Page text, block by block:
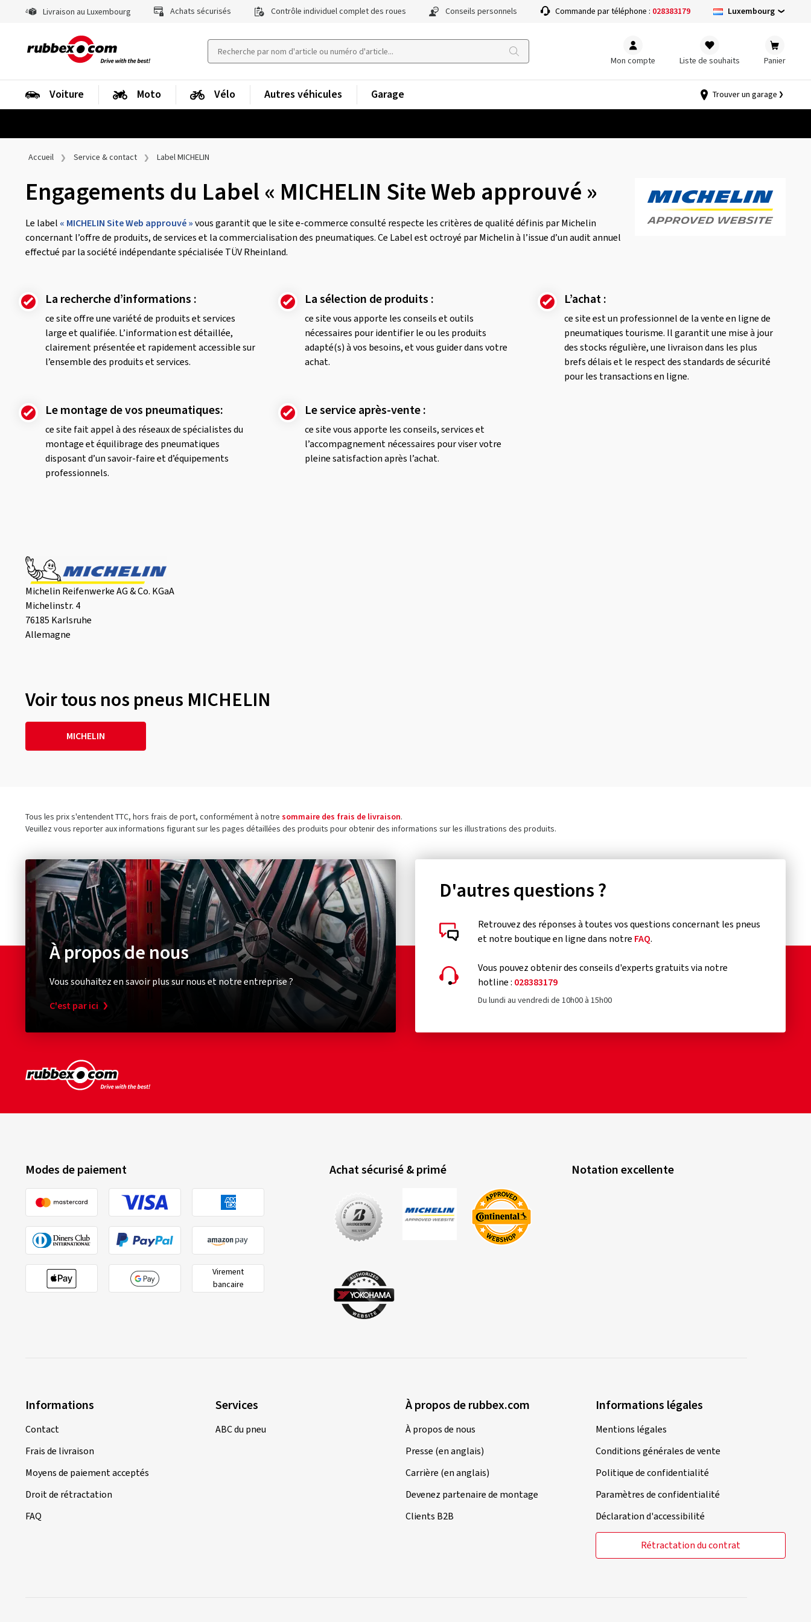
Livraison au Luxembourg Achats sécurisés Contrôle individuel complet des roues Conseils personnels Commande par téléphone : 028383179 Luxembourg
Mon compte Liste de souhaits Panier
Voiture Moto Vélo Autres véhicules Garage Trouver un garage
Accueil Service & contact Label MICHELIN
Engagements du Label « MICHELIN Site Web approuvé »
Le label « MICHELIN Site Web approuvé »vous garantit que le site e-commerce consulté respecte les critères de qualité définis par Michelin
concernant l’offre de produits, de services et la commercialisation des pneumatiques. Ce Label est octroyé par Michelin à l’issue d’un audit annuel
effectué par la société indépendante spécialisée TÜV Rheinland.
La recherche d’informations :
ce site offre une variété de produits et services
large et qualifiée. L’information est détaillée,
clairement présentée et rapidement accessible sur
l’ensemble des produits et services.
La sélection de produits :
ce site vous apporte les conseils et outils
nécessaires pour identifier le ou les produits
adapté(s) à vos besoins, et vous guider dans votre
achat.
L’achat :
ce site est un professionnel de la vente en ligne de
pneumatiques tourisme. Il garantit une mise à jour
des stocks régulière, une livraison dans les plus
brefs délais et le respect des standards de sécurité
pour les transactions en ligne.
Le montage de vos pneumatiques:
ce site fait appel à des réseaux de spécialistes du
montage et équilibrage des pneumatiques
disposant d’un savoir-faire et d’équipements
professionnels.
Le service après-vente :
ce site vous apporte les conseils, services et
l’accompagnement nécessaires pour viser votre
pleine satisfaction après l’achat.
Michelin Reifenwerke AG & Co. KGaA
Michelinstr. 4
76185 Karlsruhe
Allemagne
Voir tous nos pneus MICHELIN
MICHELIN
Tous les prix s'entendent TTC, hors frais de port, conformément à notre sommaire des frais de livraison.
Veuillez vous reporter aux informations figurant sur les pages détaillées des produits pour obtenir des informations sur les illustrations des produits.
À propos de nous
Vous souhaitez en savoir plus sur nous et notre entreprise ?
C'est par ici
D'autres questions ?
Retrouvez des réponses à toutes vos questions concernant les pneus
et notre boutique en ligne dans notre FAQ.
Vous pouvez obtenir des conseils d'experts gratuits via notre
hotline : 028383179
Du lundi au vendredi de 10h00 à 15h00
Modes de paiement
Virement
bancaire
Achat sécurisé & primé Notation excellente
Informations
Contact
Frais de livraison
Moyens de paiement acceptés
Droit de rétractation
FAQ
Services
ABC du pneu
À propos de rubbex.com
À propos de nous
Presse (en anglais)
Carrière (en anglais)
Devenez partenaire de montage
Clients B2B
Informations légales
Mentions légales
Conditions générales de vente
Politique de confidentialité
Paramètres de confidentialité
Déclaration d'accessibilité
Rétractation du contrat